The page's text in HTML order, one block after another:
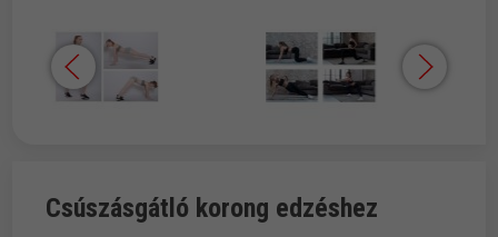
Csúszásgátló korong edzéshez